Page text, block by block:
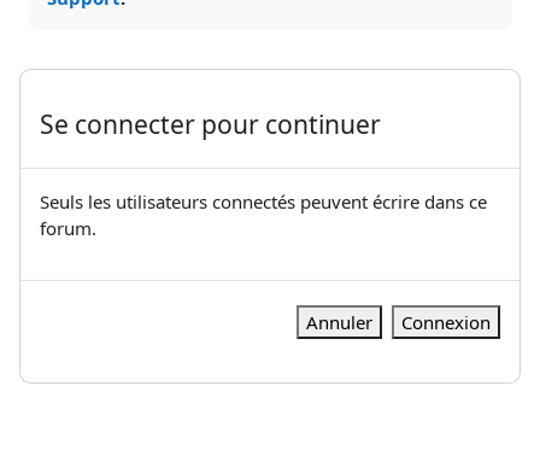
Se connecter pour continuer
Seuls les utilisateurs connectés peuvent écrire dans ce
forum.
Annuler Connexion